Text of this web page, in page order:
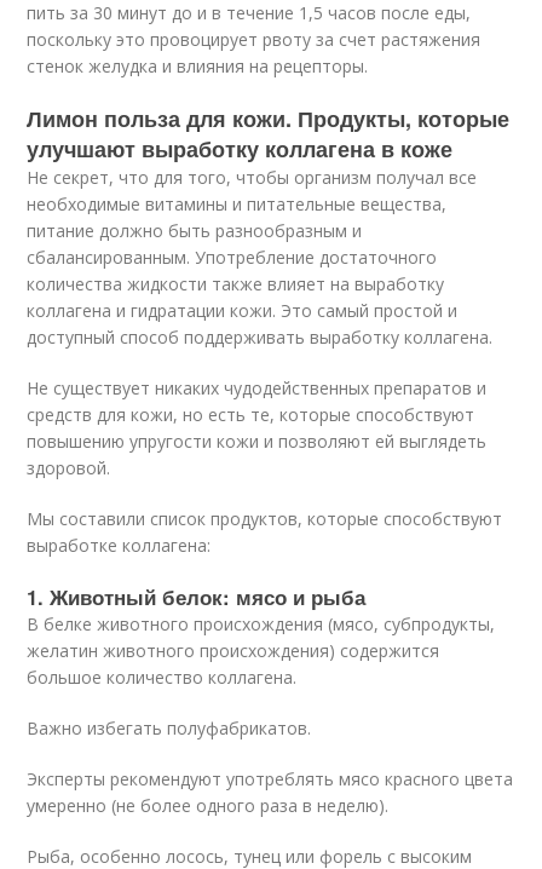
пить за 30 минут до и в течение 1,5 часов после еды,
поскольку это провоцирует рвоту за счет растяжения
стенок желудка и влияния на рецепторы.
Лимон польза для кожи. Продукты, которые
улучшают выработку коллагена в коже
Не секрет, что для того, чтобы организм получал все
необходимые витамины и питательные вещества,
питание должно быть разнообразным и
сбалансированным. Употребление достаточного
количества жидкости также влияет на выработку
коллагена и гидратации кожи. Это самый простой и
доступный способ поддерживать выработку коллагена.
Не существует никаких чудодейственных препаратов и
средств для кожи, но есть те, которые способствуют
повышению упругости кожи и позволяют ей выглядеть
здоровой.
Мы составили список продуктов, которые способствуют
выработке коллагена:
1. Животный белок: мясо и рыба
В белке животного происхождения (мясо, субпродукты,
желатин животного происхождения) содержится
большое количество коллагена.
Важно избегать полуфабрикатов.
Эксперты рекомендуют употреблять мясо красного цвета
умеренно (не более одного раза в неделю).
Рыба, особенно лосось, тунец или форель с высоким